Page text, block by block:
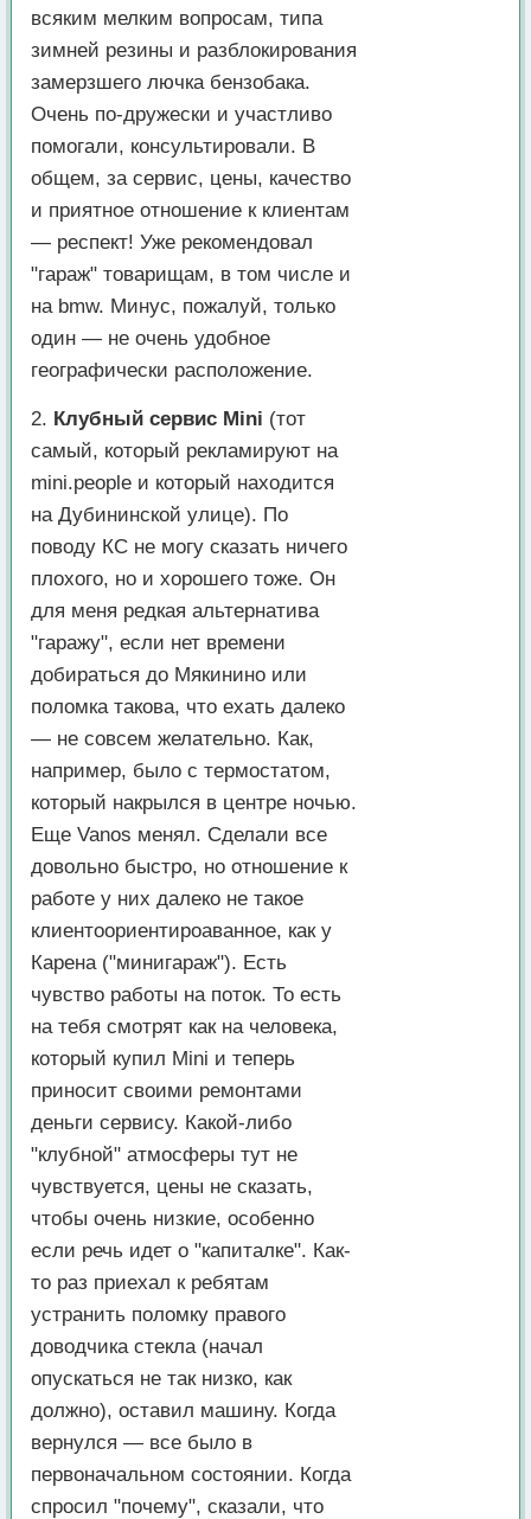
всяким мелким вопросам, типа
зимней резины и разблокирования
замерзшего лючка бензобака.
Очень по-дружески и участливо
помогали, консультировали. В
общем, за сервис, цены, качество
и приятное отношение к клиентам
— респект! Уже рекомендовал
"гараж" товарищам, в том числе и
на bmw. Минус, пожалуй, только
один — не очень удобное
географически расположение.
2. Клубный сервис Mini (тот
самый, который рекламируют на
mini.people и который находится
на Дубининской улице). По
поводу КС не могу сказать ничего
плохого, но и хорошего тоже. Он
для меня редкая альтернатива
"гаражу", если нет времени
добираться до Мякинино или
поломка такова, что ехать далеко
— не совсем желательно. Как,
например, было с термостатом,
который накрылся в центре ночью.
Еще Vanos менял. Сделали все
довольно быстро, но отношение к
работе у них далеко не такое
клиентоориентироаванное, как у
Карена ("минигараж"). Есть
чувство работы на поток. То есть
на тебя смотрят как на человека,
который купил Mini и теперь
приносит своими ремонтами
деньги сервису. Какой-либо
"клубной" атмосферы тут не
чувствуется, цены не сказать,
чтобы очень низкие, особенно
если речь идет о "капиталке". Как-
то раз приехал к ребятам
устранить поломку правого
доводчика стекла (начал
опускаться не так низко, как
должно), оставил машину. Когда
вернулся — все было в
первоначальном состоянии. Когда
спросил "почему", сказали, что